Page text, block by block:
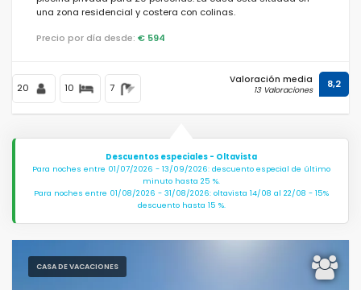
una zona residencial y costera con colinas.
Precio por día desde: € 594
20 10 7
Valoración media
13 Valoraciones 8,2
Descuentos especiales - Oltavista
Para noches entre 01/07/2026 - 13/09/2026: descuento especial de último
minuto hasta 25 %.
Para noches entre 01/08/2026 - 31/08/2026: oltavista 14/08 al 22/08 - 15%
descuento hasta 15 %.
CASA DE VACACIONES